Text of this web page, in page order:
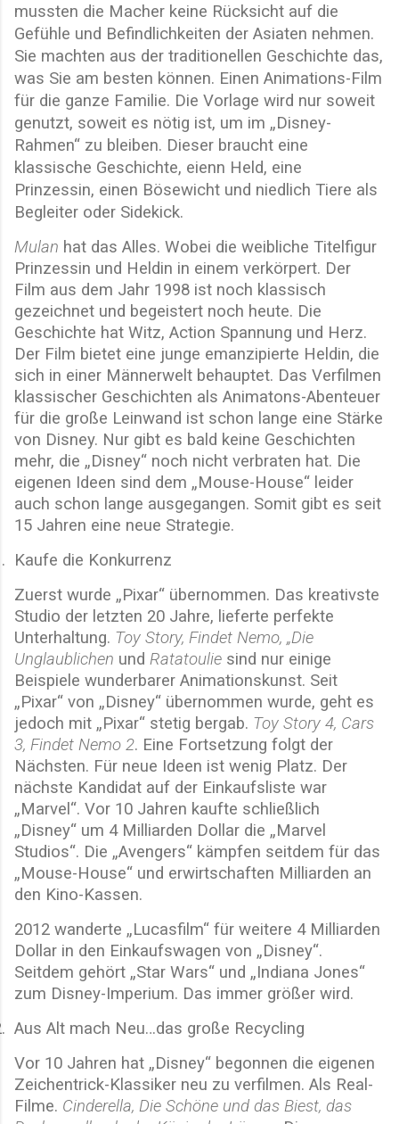
mussten die Macher keine Rücksicht auf die
Gefühle und Befindlichkeiten der Asiaten nehmen.
Sie machten aus der traditionellen Geschichte das,
was Sie am besten können. Einen Animations-Film
für die ganze Familie. Die Vorlage wird nur soweit
genutzt, soweit es nötig ist, um im „Disney-
Rahmen“ zu bleiben. Dieser braucht eine
klassische Geschichte, eienn Held, eine
Prinzessin, einen Bösewicht und niedlich Tiere als
Begleiter oder Sidekick.
Mulan hat das Alles. Wobei die weibliche Titelfigur
Prinzessin und Heldin in einem verkörpert. Der
Film aus dem Jahr 1998 ist noch klassisch
gezeichnet und begeistert noch heute. Die
Geschichte hat Witz, Action Spannung und Herz.
Der Film bietet eine junge emanzipierte Heldin, die
sich in einer Männerwelt behauptet. Das Verfilmen
klassischer Geschichten als Animatons-Abenteuer
für die große Leinwand ist schon lange eine Stärke
von Disney. Nur gibt es bald keine Geschichten
mehr, die „Disney“ noch nicht verbraten hat. Die
eigenen Ideen sind dem „Mouse-House“ leider
auch schon lange ausgegangen. Somit gibt es seit
15 Jahren eine neue Strategie.
Kaufe die Konkurrenz
Zuerst wurde „Pixar“ übernommen. Das kreativste
Studio der letzten 20 Jahre, lieferte perfekte
Unterhaltung. Toy Story, Findet Nemo, „Die
Unglaublichen und Ratatoulie sind nur einige
Beispiele wunderbarer Animationskunst. Seit
„Pixar“ von „Disney“ übernommen wurde, geht es
jedoch mit „Pixar“ stetig bergab. Toy Story 4, Cars
3, Findet Nemo 2. Eine Fortsetzung folgt der
Nächsten. Für neue Ideen ist wenig Platz. Der
nächste Kandidat auf der Einkaufsliste war
„Marvel“. Vor 10 Jahren kaufte schließlich
„Disney“ um 4 Milliarden Dollar die „Marvel
Studios“. Die „Avengers“ kämpfen seitdem für das
„Mouse-House“ und erwirtschaften Milliarden an
den Kino-Kassen.
2012 wanderte „Lucasfilm“ für weitere 4 Milliarden
Dollar in den Einkaufswagen von „Disney“.
Seitdem gehört „Star Wars“ und „Indiana Jones“
zum Disney-Imperium. Das immer größer wird.
Aus Alt mach Neu…das große Recycling
Vor 10 Jahren hat „Disney“ begonnen die eigenen
Zeichentrick-Klassiker neu zu verfilmen. Als Real-
Filme. Cinderella, Die Schöne und das Biest, das